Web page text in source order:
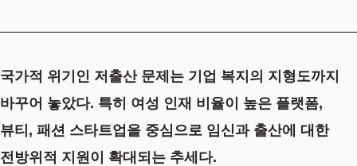
국가적 위기인 저출산 문제는 기업 복지의 지형도까지
바꾸어 놓았다. 특히 여성 인재 비율이 높은 플랫폼,
뷰티, 패션 스타트업을 중심으로 임신과 출산에 대한
전방위적 지원이 확대되는 추세다.